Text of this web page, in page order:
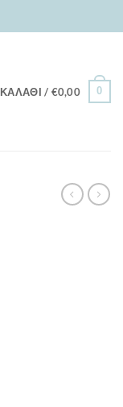
ΚΑΛΆΘΙ / €0,00 0